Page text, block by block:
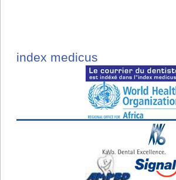
index medicus